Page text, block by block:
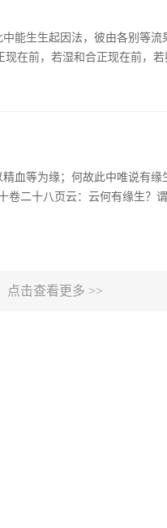
中能生生起因法，彼由各别等
在前，若湿和合正现在前，
血等为缘；何故此中唯说有缘
卷二十八页云：云何有缘生？
点击查看更多 >>